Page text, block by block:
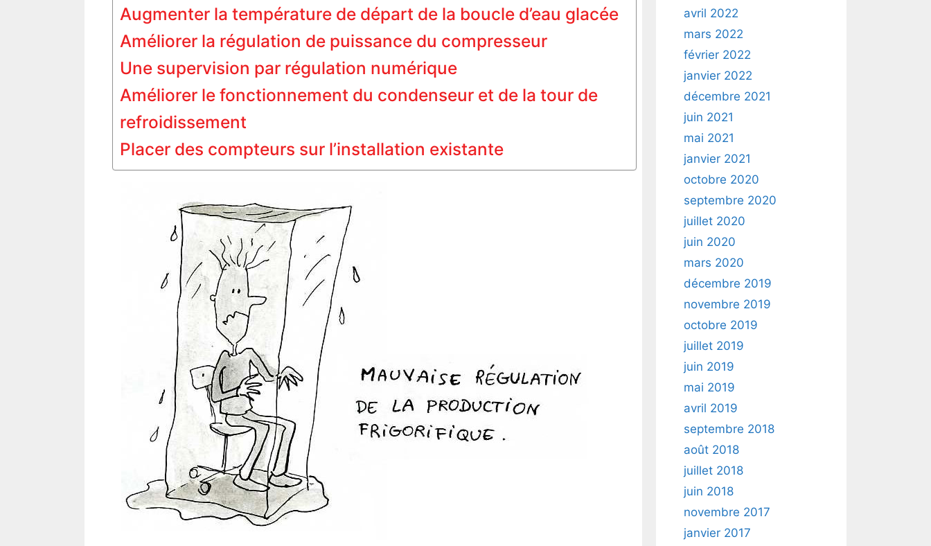
Augmenter la température de départ de la boucle d’eau glacée
Améliorer la régulation de puissance du compresseur
Une supervision par régulation numérique
Améliorer le fonctionnement du condenseur et de la tour de
refroidissement
Placer des compteurs sur l’installation existante
avril 2022
mars 2022
février 2022
janvier 2022
décembre 2021
juin 2021
mai 2021
janvier 2021
octobre 2020
septembre 2020
juillet 2020
juin 2020
mars 2020
décembre 2019
novembre 2019
octobre 2019
juillet 2019
juin 2019
mai 2019
avril 2019
septembre 2018
août 2018
juillet 2018
juin 2018
novembre 2017
janvier 2017